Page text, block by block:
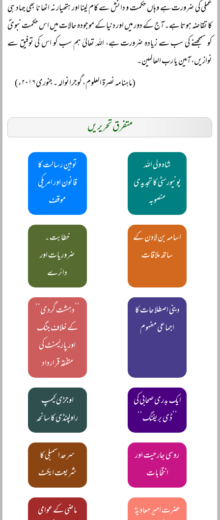
عملی کی ضرورت ہے وہاں حکمت و دانش سے کام لینا اور ہتھیار نہ اٹھا نا بھی جہاد ہی
کا تقاضہ ہوتا ہے۔ آج کے دور میں اور دنیا کے موجودہ حالات میں اس حکمت نبویؐ
کو سمجھنے کی سب سے زیادہ ضرورت ہے، اللہ تعالیٰ ہم سب کو اس کی توفیق سے
نوازیں، آمین یا رب العالمین۔
(ماہنامہ نصرۃ العلوم، گوجرانوالہ ۔ جنوری ۲۰۱۶ء)
متفرق تحریریں
شاہ ولی اللہ
یونیورسٹی کا تجدیدی
منصوبہ
توہین رسالت کا
قانون اور امریکی
موقف
اسامہ بن لادن کے
ساتھ ملاقات
خطابت ۔
ضروریات اور
دائرے
دینی اصطلاحات کا
اجماعی مفہوم
’’دہشت گردی‘‘
کے خلاف جنگ
اور پارلیمنٹ کی
متفقہ قرارداد
ایک بدری صحابی کی
’’ڈی بریفنگ‘‘
اوجڑی کیمپ
راولپنڈی کا سانحہ
روسی جارحیت اور
انتخابات
سرحد اسمبلی کا
شریعت ایکٹ
حضرت امیر معاویہؓ
ماضی کے عوامی